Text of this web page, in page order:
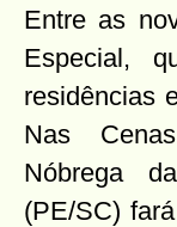
Entre as
Especial,
residências
Nas
Nóbrega
(PE/SC)